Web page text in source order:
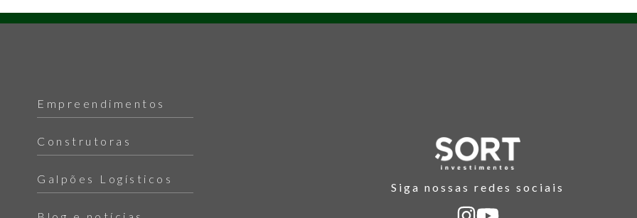
Empreendimentos
Construtoras
Galpões Logísticos
Siga nossas redes sociais